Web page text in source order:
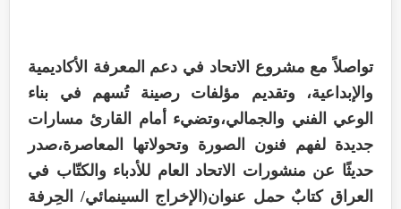
تواصلاً مع مشروع الاتحاد في دعم المعرفة الأكاديمية
والإبداعية، وتقديم مؤلفات رصينة تُسهم في بناء
الوعي الفني والجمالي،وتضيء أمام القارئ مسارات
جديدة لفهم فنون الصورة وتحولاتها المعاصرة،صدر
حديثًا عن منشورات الاتحاد العام للأدباء والكتّاب في
العراق كتابٌ حمل عنوان(الإخراج السينمائي/ الحِرفة